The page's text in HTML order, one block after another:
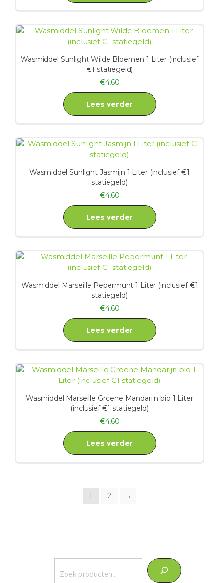
Wasmiddel Sunlight Wilde Bloemen 1 Liter (inclusief
€1 statiegeld)
€4,60
Lees verder
Wasmiddel Sunlight Jasmijn 1 Liter (inclusief €1
statiegeld)
€4,60
Lees verder
Wasmiddel Marseille Pepermunt 1 Liter (inclusief €1
statiegeld)
€4,60
Lees verder
Wasmiddel Marseille Groene Mandarijn bio 1 Liter
(inclusief €1 statiegeld)
€4,60
Lees verder
1 2 →